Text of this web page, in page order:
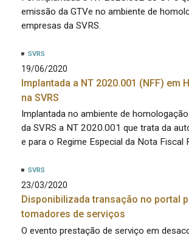
emissão da GTVe no ambiente de
empresas da SVRS.
SVRS
19/06/2020
Implantada a NT 2020.001 (NFF) em
na SVRS
Implantada no ambiente de
da SVRS a NT 2020.001 que trata da
e para o Regime Especial da Nota Fiscal
SVRS
23/03/2020
Disponibilizada transação no portal
tomadores de serviços
O evento prestação de serviço em